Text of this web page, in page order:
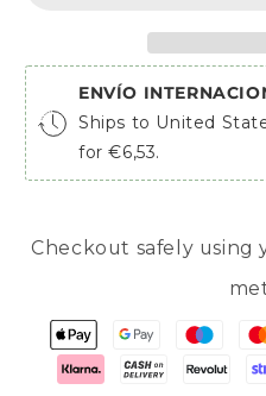
ENVÍO
Ships to United
for €6,53.
Checkout safely